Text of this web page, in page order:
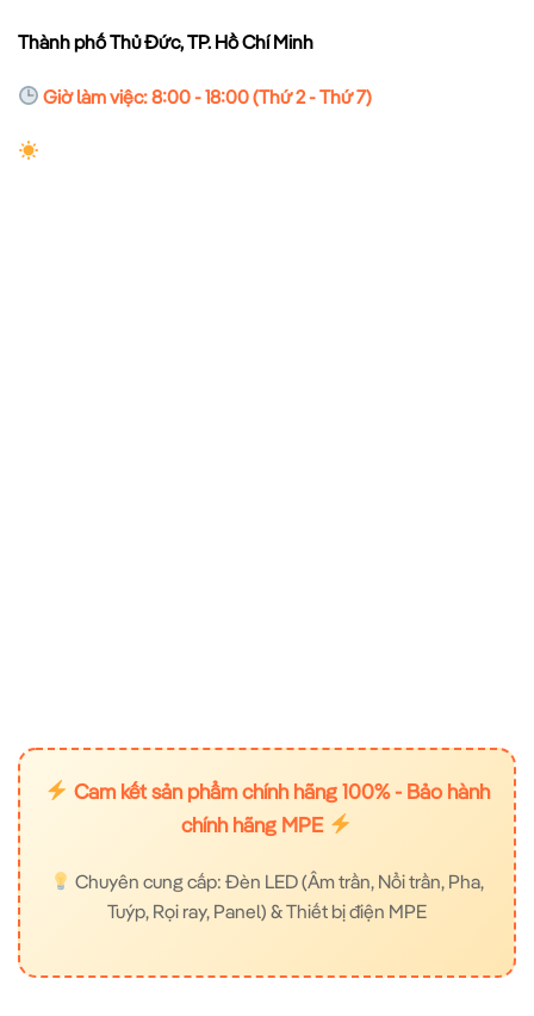
Thành phố Thủ Đức, TP. Hồ Chí Minh
Giờ làm việc: 8:00 - 18:00 (Thứ 2 - Thứ 7)
Cam kết sản phẩm chính hãng 100% - Bảo hành
chính hãng MPE
Chuyên cung cấp: Đèn LED (Âm trần, Nổi trần, Pha,
Tuýp, Rọi ray, Panel) & Thiết bị điện MPE